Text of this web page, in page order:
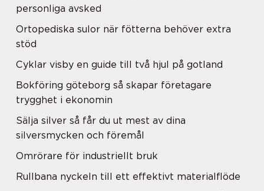
personliga avsked
Ortopediska sulor när fötterna behöver extra
stöd
Cyklar visby en guide till två hjul på gotland
Bokföring göteborg så skapar företagare
trygghet i ekonomin
Sälja silver så får du ut mest av dina
silversmycken och föremål
Omrörare för industriellt bruk
Rullbana nyckeln till ett effektivt materialflöde